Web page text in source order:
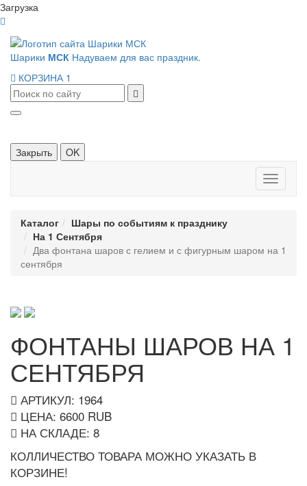
Загрузка
Шарики МСК Надуваем для вас праздник.
КОРЗИНА 1
Закрыть OK
Панель
Каталог
Шары по событиям к празднику
На 1 Сентября
Два фонтана шаров с гелием и с фигурным шаром на 1
сентября
ФОНТАНЫ ШАРОВ НА 1
СЕНТЯБРЯ
АРТИКУЛ: 1964
ЦЕНА: 6600 RUB
НА СКЛАДЕ: 8
КОЛЛИЧЕСТВО ТОВАРА МОЖНО УКАЗАТЬ В
КОРЗИНЕ!